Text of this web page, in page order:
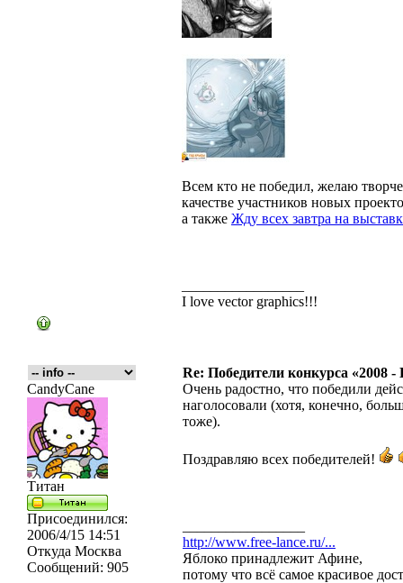
Всем кто не победил, желаю
качестве участников новых
а также Жду всех завтра на
I love vector graphics!!!
Re: Победители конкурса «2008
CandyCane
Титан
Присоединился:
2006/4/15 14:51
Откуда Москва
Сообщений: 905
Очень радостно, что победили
наголосовали (хотя, конечно,
тоже).
Поздравляю всех победителей!
http://www.free-lance.ru/...
Яблоко принадлежит Афине,
потому что всё самое красивое